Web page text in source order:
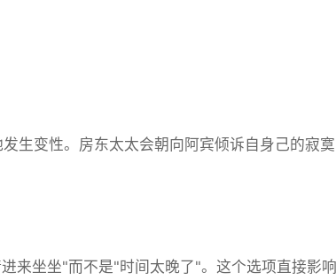
生变性。房东太太会朝向阿宾倾诉自身己的寂
来坐坐"而不是"时间太晚了"。这个选项直接影